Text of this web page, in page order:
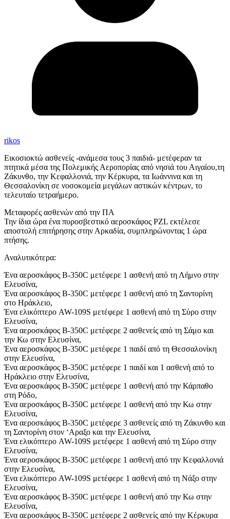
rikos
Εικοσιοκτώ ασθενείς -ανάμεσα τους 3 παιδιά- μετέφεραν τα
πτητικά μέσα της Πολεμικής Αεροπορίας από νησιά του Αιγαίου,τη
Ζάκυνθο, την Κεφαλλονιά, την Κέρκυρα, τα Ιωάννινα και τη
Θεσσαλονίκη σε νοσοκομεία μεγάλων αστικών κέντρων, το
τελευταίο τετραήμερο.
Μεταφορές ασθενών από την ΠΑ
Την ίδια ώρα ένα πυροσβεστικό αεροσκάφος PZL εκτέλεσε
αποστολή επιτήρησης στην Αρκαδία, συμπληρώνοντας 1 ώρα
πτήσης.
Αναλυτικότερα:
Ένα αεροσκάφος Β-350C μετέφερε 1 ασθενή από τη Λήμνο στην
Ελευσίνα,
Ένα αεροσκάφος Β-350C μετέφερε 1 ασθενή από τη Σαντορίνη
στο Ηράκλειο,
Ένα ελικόπτερο AW-109S μετέφερε 1 ασθενή από τη Σύρο στην
Ελευσίνα,
Ένα αεροσκάφος Β-350C μετέφερε 2 ασθενείς από τη Σάμο και
την Κω στην Ελευσίνα,
Ένα αεροσκάφος Β-350C μετέφερε 1 παιδί από τη Θεσσαλονίκη
στην Ελευσίνα,
Ένα αεροσκάφος Β-350C μετέφερε 1 παιδί και 1 ασθενή από το
Ηράκλειο στην Ελευσίνα,
Ένα αεροσκάφος Β-350C μετέφερε 1 ασθενή από την Κάρπαθο
στη Ρόδο,
Ένα αεροσκάφος Β-350C μετέφερε 1 ασθενή από την Κω στην
Ελευσίνα,
Ένα αεροσκάφος Β-350C μετέφερε 3 ασθενείς από τη Ζάκυνθο και
τη Σαντορίνη στον ‘Αραξο και την Ελευσίνα,
Ένα ελικόπτερο AW-109S μετέφερε 1 ασθενή από τη Σύρο στην
Ελευσίνα,
Ένα αεροσκάφος Β-350C μετέφερε 1 ασθενή από την Κεφαλλονιά
στην Ελευσίνα,
Ένα ελικόπτερο AW-109S μετέφερε 1 ασθενή από τη Νάξο στην
Ελευσίνα,
Ένα αεροσκάφος Β-350C μετέφερε 1 ασθενή από την Κω στην
Ελευσίνα,
Ένα αεροσκάφος Β-350C μετέφερε 2 ασθενείς από την Κέρκυρα